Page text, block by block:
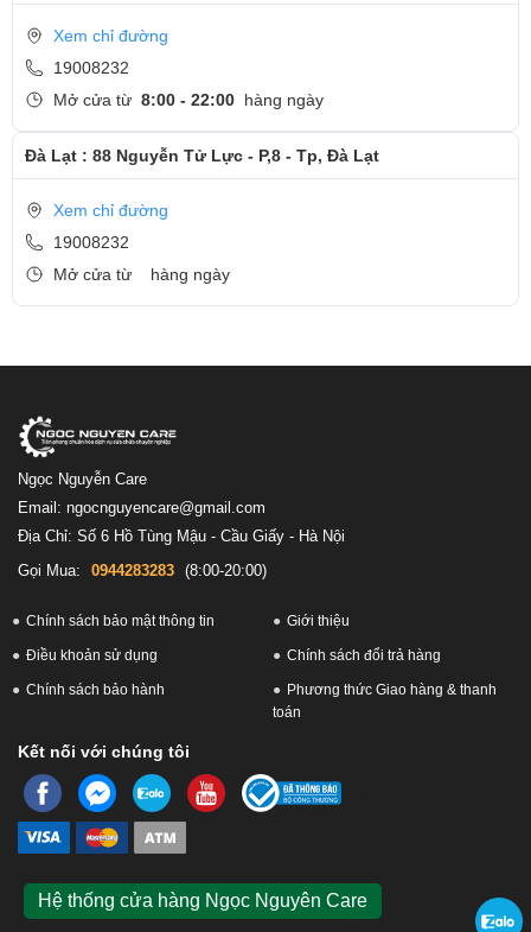
Xem chỉ đường
19008232
Mở cửa từ 8:00 - 22:00 hàng ngày
Đà Lạt : 88 Nguyễn Tử Lực - P,8 - Tp, Đà Lạt
Xem chỉ đường
19008232
Mở cửa từ
hàng ngày
Ngọc Nguyễn Care
Email: ngocnguyencare@gmail.com
Địa Chỉ: Số 6 Hồ Tùng Mậu - Cầu Giấy - Hà Nội
Gọi Mua:
0944283283 (8:00-20:00)
Chính sách bảo mật thông tin Giới thiệu
Điều khoản sử dụng Chính sách đổi trả hàng
Chính sách bảo hành
Phương thức Giao hàng & thanh
toán
Kết nối với chúng tôi
Hệ thống cửa hàng Ngọc Nguyên Care